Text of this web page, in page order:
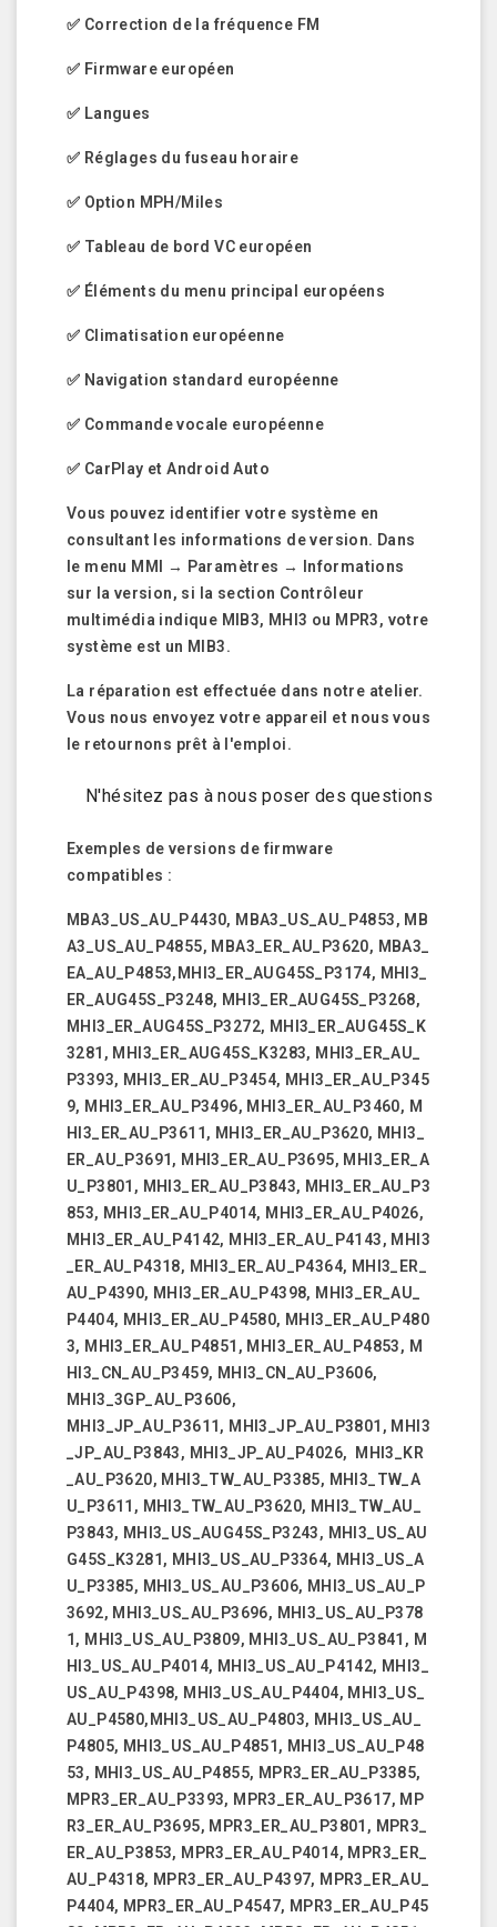
✅ Correction de la fréquence FM
✅ Firmware européen
✅ Langues
✅ Réglages du fuseau horaire
✅ Option MPH/Miles
✅ Tableau de bord VC européen
✅ Éléments du menu principal européens
✅ Climatisation européenne
✅ Navigation standard européenne
✅ Commande vocale européenne
✅ CarPlay et Android Auto
Vous pouvez identifier votre système en
consultant les informations de version. Dans
le menu MMI → Paramètres → Informations
sur la version, si la section Contrôleur
multimédia indique MIB3, MHI3 ou MPR3, votre
système est un MIB3.
La réparation est effectuée dans notre atelier.
Vous nous envoyez votre appareil et nous vous
le retournons prêt à l'emploi.
N'hésitez pas à nous poser des questions
Exemples de versions de firmware
compatibles :
MBA3_US_AU_P4430, MBA3_US_AU_P4853, MB
A3_US_AU_P4855, MBA3_ER_AU_P3620, MBA3_
EA_AU_P4853,MHI3_ER_AUG45S_P3174, MHI3_
ER_AUG45S_P3248, MHI3_ER_AUG45S_P3268,
MHI3_ER_AUG45S_P3272, MHI3_ER_AUG45S_K
3281, MHI3_ER_AUG45S_K3283, MHI3_ER_AU_
P3393, MHI3_ER_AU_P3454, MHI3_ER_AU_P345
9, MHI3_ER_AU_P3496, MHI3_ER_AU_P3460, M
HI3_ER_AU_P3611, MHI3_ER_AU_P3620, MHI3_
ER_AU_P3691, MHI3_ER_AU_P3695, MHI3_ER_A
U_P3801, MHI3_ER_AU_P3843, MHI3_ER_AU_P3
853, MHI3_ER_AU_P4014, MHI3_ER_AU_P4026,
MHI3_ER_AU_P4142, MHI3_ER_AU_P4143, MHI3
_ER_AU_P4318, MHI3_ER_AU_P4364, MHI3_ER_
AU_P4390, MHI3_ER_AU_P4398, MHI3_ER_AU_
P4404, MHI3_ER_AU_P4580, MHI3_ER_AU_P480
3, MHI3_ER_AU_P4851, MHI3_ER_AU_P4853, M
HI3_CN_AU_P3459, MHI3_CN_AU_P3606,
MHI3_3GP_AU_P3606,
MHI3_JP_AU_P3611, MHI3_JP_AU_P3801, MHI3
_JP_AU_P3843, MHI3_JP_AU_P4026, MHI3_KR
_AU_P3620, MHI3_TW_AU_P3385, MHI3_TW_A
U_P3611, MHI3_TW_AU_P3620, MHI3_TW_AU_
P3843, MHI3_US_AUG45S_P3243, MHI3_US_AU
G45S_K3281, MHI3_US_AU_P3364, MHI3_US_A
U_P3385, MHI3_US_AU_P3606, MHI3_US_AU_P
3692, MHI3_US_AU_P3696, MHI3_US_AU_P378
1, MHI3_US_AU_P3809, MHI3_US_AU_P3841, M
HI3_US_AU_P4014, MHI3_US_AU_P4142, MHI3_
US_AU_P4398, MHI3_US_AU_P4404, MHI3_US_
AU_P4580,MHI3_US_AU_P4803, MHI3_US_AU_
P4805, MHI3_US_AU_P4851, MHI3_US_AU_P48
53, MHI3_US_AU_P4855, MPR3_ER_AU_P3385,
MPR3_ER_AU_P3393, MPR3_ER_AU_P3617, MP
R3_ER_AU_P3695, MPR3_ER_AU_P3801, MPR3_
ER_AU_P3853, MPR3_ER_AU_P4014, MPR3_ER_
AU_P4318, MPR3_ER_AU_P4397, MPR3_ER_AU_
P4404, MPR3_ER_AU_P4547, MPR3_ER_AU_P45